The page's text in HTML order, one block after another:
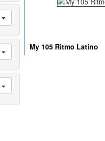
My 105 Ritmo Latino